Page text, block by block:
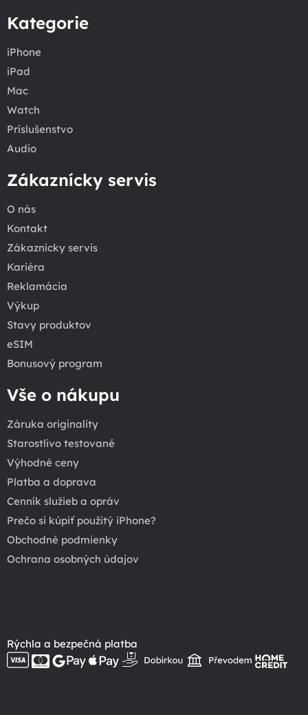
Kategorie
iPhone
iPad
Mac
Watch
Príslušenstvo
Audio
Zákaznícky servis
O nás
Kontakt
Zákaznícky servis
Kariéra
Reklamácia
Výkup
Stavy produktov
eSIM
Bonusový program
Vše o nákupu
Záruka originality
Starostlivo testované
Výhodné ceny
Platba a doprava
Cenník služieb a opráv
Prečo si kúpiť použitý iPhone?
Obchodné podmienky
Ochrana osobných údajov
Rýchla a bezpečná platba